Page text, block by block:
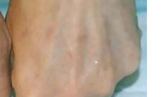
DE WHATSAPP
Bogotá
últimos días han
por posible caída de
agua en las copas de los